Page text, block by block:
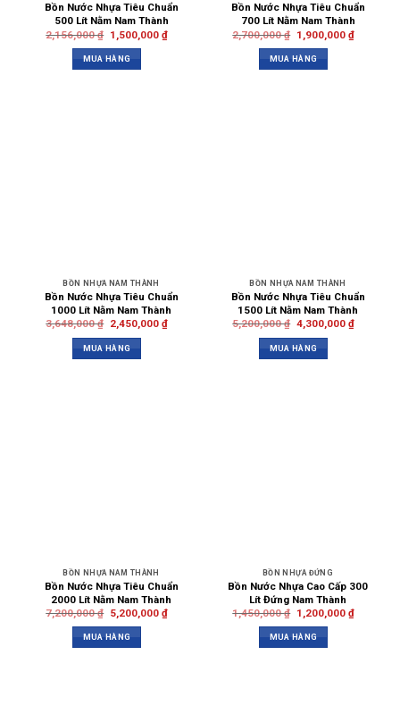
Bồn Nước Nhựa Tiêu Chuẩn
500 Lít Nằm Nam Thành
2,156,000₫ 1,500,000 ₫
MUA HÀNG
Bồn Nước Nhựa Tiêu Chuẩn
700 Lít Nằm Nam Thành
2,700,000₫ 1,900,000 ₫
MUA HÀNG
BỒN NHỰA NAM THÀNH
Bồn Nước Nhựa Tiêu Chuẩn
1000 Lít Nằm Nam Thành
3,648,000₫ 2,450,000 ₫
MUA HÀNG
BỒN NHỰA NAM THÀNH
Bồn Nước Nhựa Tiêu Chuẩn
1500 Lít Nằm Nam Thành
5,200,000₫ 4,300,000 ₫
MUA HÀNG
BỒN NHỰA NAM THÀNH
Bồn Nước Nhựa Tiêu Chuẩn
2000 Lít Nằm Nam Thành
7,200,000₫ 5,200,000 ₫
MUA HÀNG
BỒN NHỰA ĐỨNG
Bồn Nước Nhựa Cao Cấp 300
Lít Đứng Nam Thành
1,450,000₫ 1,200,000 ₫
MUA HÀNG